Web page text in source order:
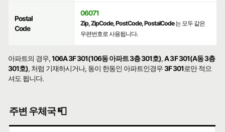
Postal
Code
06071
Zip, ZipCode, PostCode, PostalCode는 모두 같은
우편번호로 사용됩니다.
아파트의 경우,106A 3F 301(106동 아파트 3층 301호),A 3F 301(A동 3층
301호), 처럼 기재하시거나, 동이 한동인 아파트인경우3F 301로만 적으
셔도 됩니다.
주변 우체국 📮